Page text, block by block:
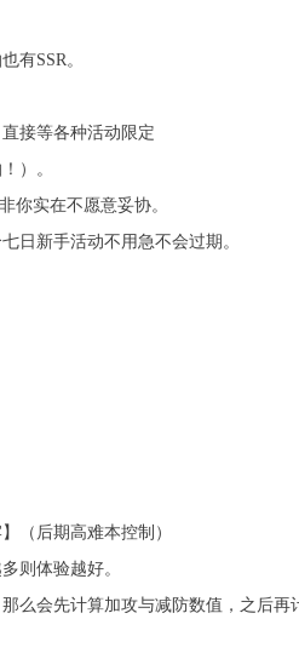
有SSR。
接等各种活动限定
）。
你实在不愿意妥协。
日新手活动不用急不会过期。
（后期高难本控制）
则体验越好。
么会先计算加攻与减防数值，之后